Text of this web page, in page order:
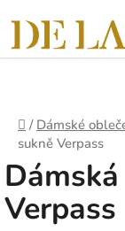
na
obsah
Domů
/ Dámské
sukně Verpass
Verpass